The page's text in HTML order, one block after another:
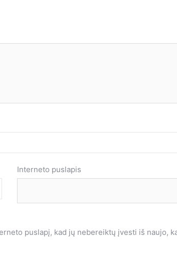
Interneto puslapis
puslapį, kad jų nebereiktų įvesti iš naujo,